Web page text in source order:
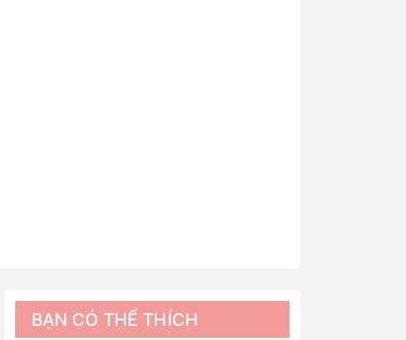
BẠN CÓ THỂ THÍCH